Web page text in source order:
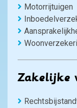
Motorrijtuigen
Zakelijke